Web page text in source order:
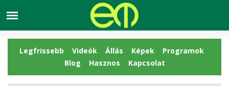
Legfrissebb Videók Állás Képek
Programok
Blog
Hasznos Kapcsolat